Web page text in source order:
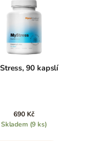
90 kapslí
690 Kč
Skladem (9 ks)